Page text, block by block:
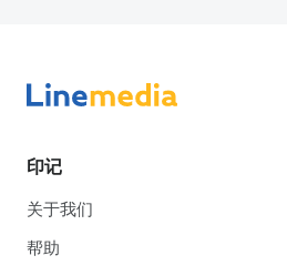
印记
关于我们
帮助